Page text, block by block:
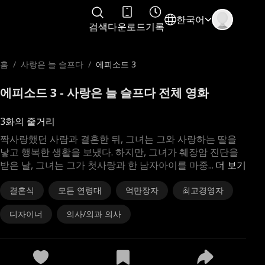
검색다운로드기록
한국어
홈 / 사랑은 늘 슬프다 / 에피소드 3
에피소드 3 - 사랑은 늘 슬프다 전체 영화
3화의 줄거리
더 보기
짝사랑했던 사람과 결혼한 뒤, 그녀는 그와 사랑하는 딸을
낳고 행복한 생활을 보냈다. 하지만, 그녀가 췌장암 진단을
받은 날, 그녀는 그가 첫사랑과 한 남자아이를 마중...
결혼식 모든 연령대 억만장자 최고경영자
디자이너 의사/외과 의사